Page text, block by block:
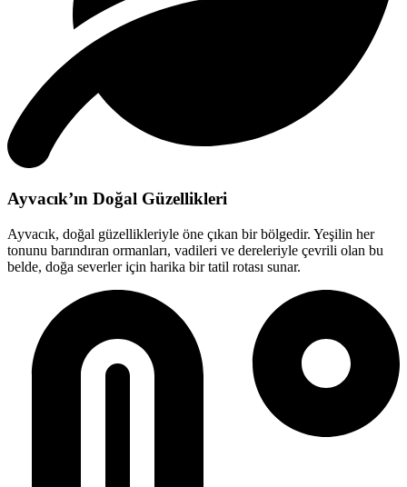
Ayvacık’ın Doğal Güzellikleri
Ayvacık, doğal güzellikleriyle öne çıkan bir bölgedir. Yeşilin her
tonunu barındıran ormanları, vadileri ve dereleriyle çevrili olan bu
belde, doğa severler için harika bir tatil rotası sunar.